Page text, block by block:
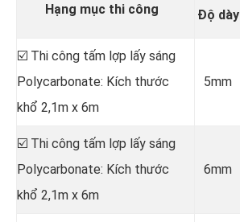
Hạng mục thi công Độ dày
☑️ Thi công tấm lợp lấy sáng
Polycarbonate: Kích thước
khổ 2,1m x 6m
5mm
☑️ Thi công tấm lợp lấy sáng
Polycarbonate: Kích thước
khổ 2,1m x 6m
6mm